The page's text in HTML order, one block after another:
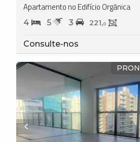
Apartamento no Edifício Orgânica
4 5 3 221,0
Consulte-nos